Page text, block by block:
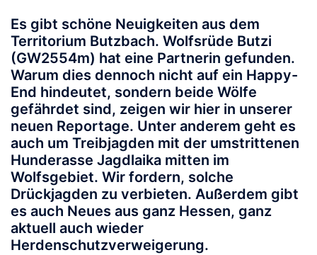
Es gibt schöne Neuigkeiten aus dem
Territorium Butzbach. Wolfsrüde Butzi
(GW2554m) hat eine Partnerin gefunden.
Warum dies dennoch nicht auf ein Happy-
End hindeutet, sondern beide Wölfe
gefährdet sind, zeigen wir hier in unserer
neuen Reportage. Unter anderem geht es
auch um Treibjagden mit der umstrittenen
Hunderasse Jagdlaika mitten im
Wolfsgebiet. Wir fordern, solche
Drückjagden zu verbieten. Außerdem gibt
es auch Neues aus ganz Hessen, ganz
aktuell auch wieder
Herdenschutzverweigerung.